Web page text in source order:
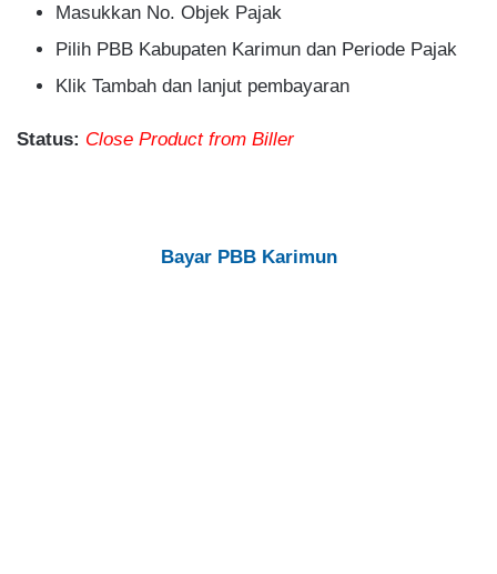
Masukkan No. Objek Pajak
Pilih PBB Kabupaten Karimun dan Periode Pajak
Klik Tambah dan lanjut pembayaran
Status: Close Product from Biller
Bayar PBB Karimun